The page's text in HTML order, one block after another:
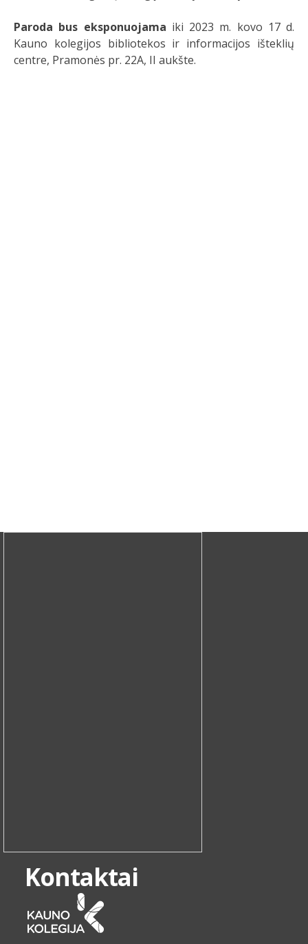
Paroda bus eksponuojama iki 2023 m. kovo 17 d.
Kauno kolegijos bibliotekos ir informacijos išteklių
centre, Pramonės pr. 22A, II aukšte.
Kontaktai